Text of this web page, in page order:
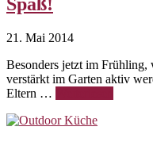
21. Mai 2014
Besonders jetzt im Frühling,
verstärkt im Garten aktiv
Eltern …